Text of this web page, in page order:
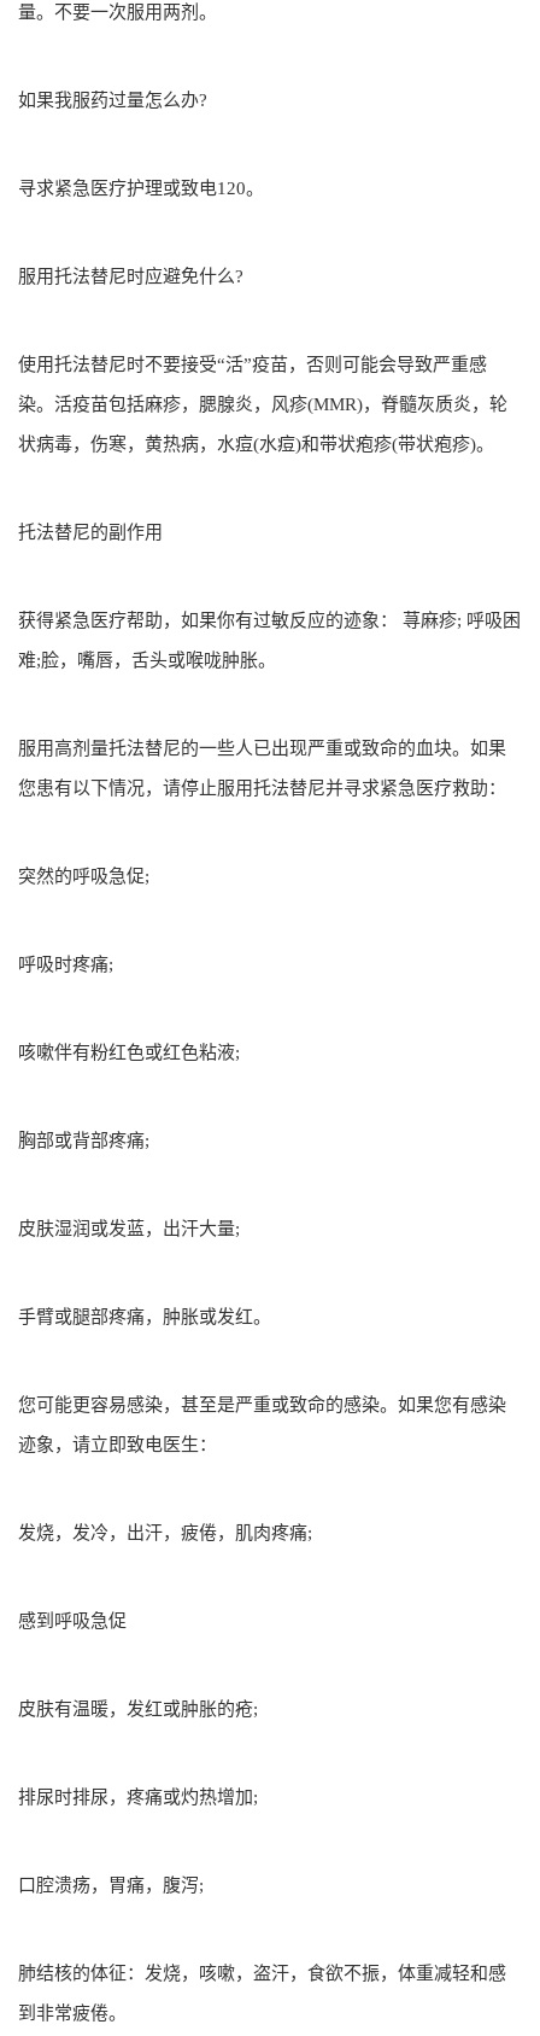
量。不要一次服用两剂。
如果我服药过量怎么办?
寻求紧急医疗护理或致电120。
服用托法替尼时应避免什么?
使用托法替尼时不要接受“活”疫苗，否则可能会导致严重感
染。活疫苗包括麻疹，腮腺炎，风疹(MMR)，脊髓灰质炎，轮
状病毒，伤寒，黄热病，水痘(水痘)和带状疱疹(带状疱疹)。
托法替尼的副作用
获得紧急医疗帮助，如果你有过敏反应的迹象： 荨麻疹; 呼吸困
难;脸，嘴唇，舌头或喉咙肿胀。
服用高剂量托法替尼的一些人已出现严重或致命的血块。如果
您患有以下情况，请停止服用托法替尼并寻求紧急医疗救助：
突然的呼吸急促;
呼吸时疼痛;
咳嗽伴有粉红色或红色粘液;
胸部或背部疼痛;
皮肤湿润或发蓝，出汗大量;
手臂或腿部疼痛，肿胀或发红。
您可能更容易感染，甚至是严重或致命的感染。如果您有感染
迹象，请立即致电医生：
发烧，发冷，出汗，疲倦，肌肉疼痛;
感到呼吸急促
皮肤有温暖，发红或肿胀的疮;
排尿时排尿，疼痛或灼热增加;
口腔溃疡，胃痛，腹泻;
肺结核的体征：发烧，咳嗽，盗汗，食欲不振，体重减轻和感
到非常疲倦。